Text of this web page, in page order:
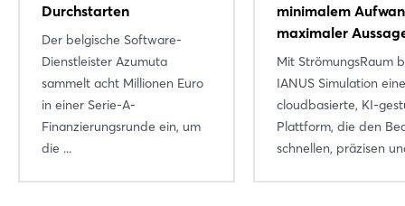
Durchstarten
Der belgische Software-
Dienstleister Azumuta
sammelt acht Millionen Euro
in einer Serie-A-
Finanzierungsrunde ein, um
die ...
minimalem
maximaler
Mit StrömungsRaum
IANUS Simulation eine
cloudbasierte, KI-
Plattform, die den
schnellen, präzisen